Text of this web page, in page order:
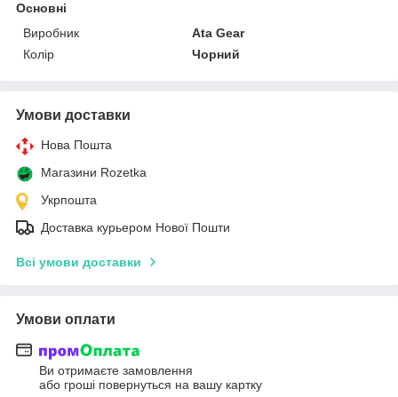
Основні
Виробник
Ata Gear
Колір
Чорний
Умови доставки
Нова Пошта
Магазини Rozetka
Укрпошта
Доставка курьером Нової Пошти
Всі умови доставки
Умови оплати
Ви отримаєте замовлення
або гроші повернуться на вашу картку